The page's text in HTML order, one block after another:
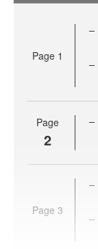
Page 1
Page
2
Page 3